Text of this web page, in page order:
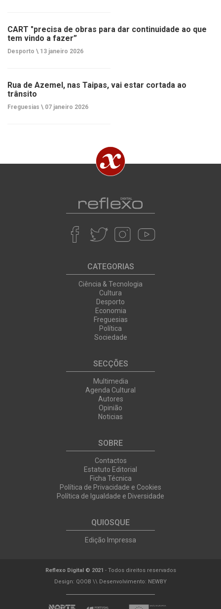
CART "precisa de obras para dar continuidade ao que
tem vindo a fazer”
Desporto \ 13 janeiro 2026
Rua de Azemel, nas Taipas, vai estar cortada ao
trânsito
Freguesias \ 07 janeiro 2026
CATEGORIAS
Ciência & Tecnologia
Cultura
Desporto
Economia
Freguesias
Política
Sociedade
SECÇÕES
Multimedia
Agenda Cultural
Autores
Opinião
Noticias
SOBRE
Contactos
Estatuto Editorial
Ficha Técnica
Política de Privacidade e Cookies
Política de Igualdade e Diversidade
QUIOSQUE
Edição Impressa
Reflexo Digital © 2021 - Todos direitos reservados
Design: QOOB \\ Desenvolvimento: NEWBY